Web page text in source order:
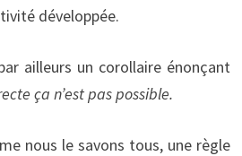
développée.
ailleurs un corollaire énonçant
ça n’est pas possible.
nous le savons tous, une règle